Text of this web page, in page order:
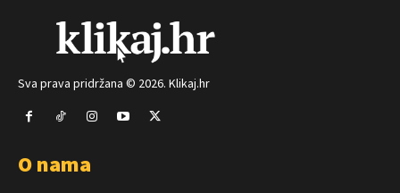
Sva prava pridržana © 2026. Klikaj.hr
O nama